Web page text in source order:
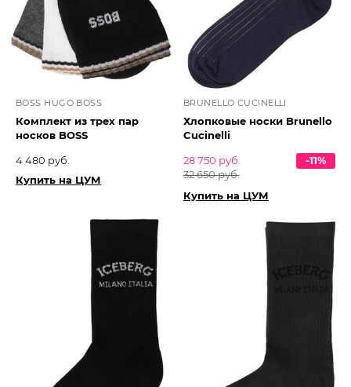
BOSS HUGO BOSS
Комплект из трех пар
носков BOSS
4 480 руб.
Купить на ЦУМ
BRUNELLO CUCINELLI
Хлопковые носки Brunello
Cucinelli
28 750 руб.
32 650 руб.
-11%
Купить на ЦУМ